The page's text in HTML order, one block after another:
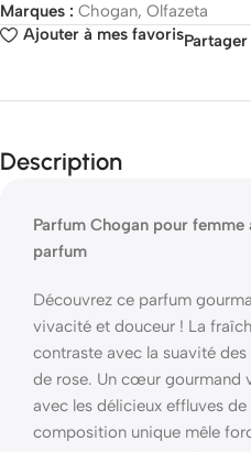
Marques : Chogan, Olfazeta
Ajouter à mes favorisPartager
Description
Parfum Chogan pour femme
parfum
Découvrez ce parfum
vivacité et douceur ! La
contraste avec la suavité
de rose. Un cœur gourmand
avec les délicieux effluves
composition unique mêle